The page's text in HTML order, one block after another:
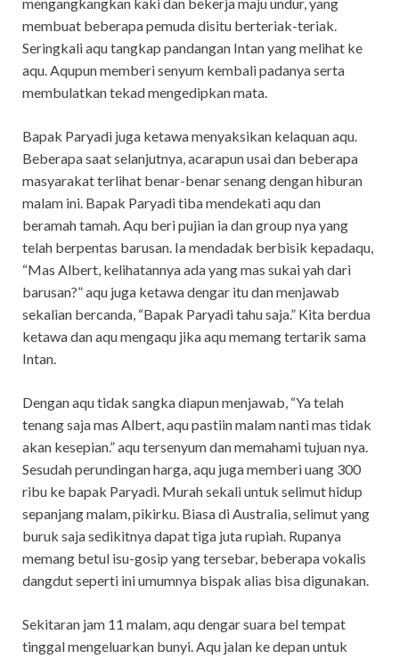
membuat beberapa pemuda disitu berteriak-teriak.
Seringkali aqu tangkap pandangan Intan yang melihat ke
aqu. Aqupun memberi senyum kembali padanya serta
membulatkan tekad mengedipkan mata.
Bapak Paryadi juga ketawa menyaksikan kelaquan aqu.
Beberapa saat selanjutnya, acarapun usai dan beberapa
masyarakat terlihat benar-benar senang dengan hiburan
malam ini. Bapak Paryadi tiba mendekati aqu dan
beramah tamah. Aqu beri pujian ia dan group nya yang
telah berpentas barusan. Ia mendadak berbisik kepadaqu,
“Mas Albert, kelihatannya ada yang mas sukai yah dari
barusan?” aqu juga ketawa dengar itu dan menjawab
sekalian bercanda, “Bapak Paryadi tahu saja.” Kita berdua
ketawa dan aqu mengaqu jika aqu memang tertarik sama
Intan.
Dengan aqu tidak sangka diapun menjawab, “Ya telah
tenang saja mas Albert, aqu pastiin malam nanti mas tidak
akan kesepian.” aqu tersenyum dan memahami tujuan nya.
Sesudah perundingan harga, aqu juga memberi uang 300
ribu ke bapak Paryadi. Murah sekali untuk selimut hidup
sepanjang malam, pikirku. Biasa di Australia, selimut yang
buruk saja sedikitnya dapat tiga juta rupiah. Rupanya
memang betul isu-gosip yang tersebar, beberapa vokalis
dangdut seperti ini umumnya bispak alias bisa digunakan.
Sekitaran jam 11 malam, aqu dengar suara bel tempat
tinggal mengeluarkan bunyi. Aqu jalan ke depan untuk